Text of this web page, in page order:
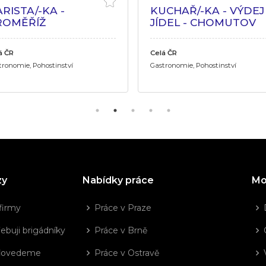
KA -
ČR
Pohostinství
KUCHAŘ/-KA - VÝDEJ
JÍDEL - CHOMUTOV
Celá ČR
Gastronomie, Pohostinství
brigádníky
Nabídky práce
Práce v Praze
Práce v Brně
Práce v Ostravě